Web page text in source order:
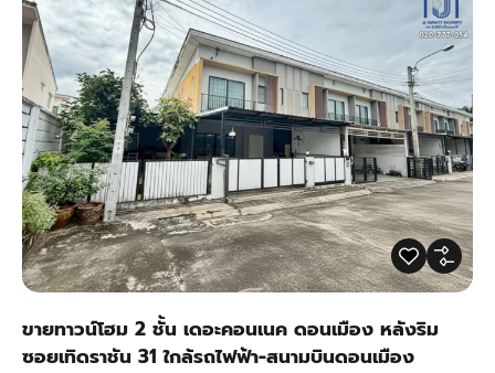
ขายทาวน์โฮม 2 ชั้น เดอะคอนเนค ดอนเมือง หลังริม
ซอยเทิดราชัน 31 ใกล้รถไฟฟ้า-สนามบินดอนเมือง